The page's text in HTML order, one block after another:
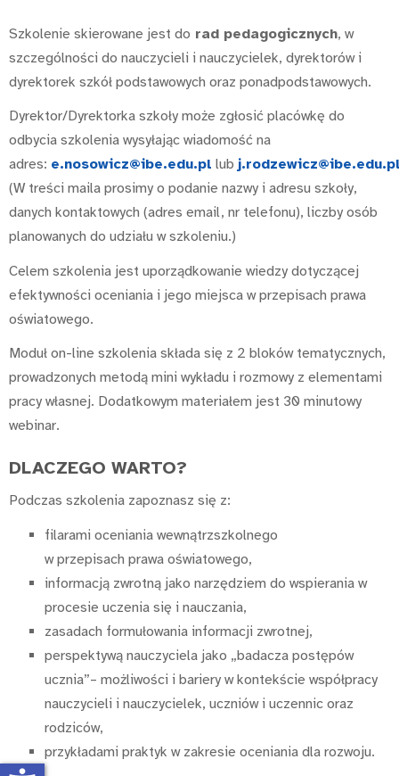
Szkolenie skierowane jest do rad pedagogicznych, w
szczególności do nauczycieli i nauczycielek, dyrektorów i
dyrektorek szkół podstawowych oraz ponadpodstawowych.
Dyrektor/Dyrektorka szkoły może zgłosić placówkę do
odbycia szkolenia wysyłając wiadomość na
adres: e.nosowicz@ibe.edu.pl lub
(W treści maila prosimy o podanie nazwy i adresu szkoły,
danych kontaktowych (adres email, nr telefonu), liczby osób
planowanych do udziału w szkoleniu.)
Celem szkolenia jest uporządkowanie wiedzy dotyczącej
efektywności oceniania i jego miejsca w przepisach prawa
oświatowego.
Moduł on-line szkolenia składa się z 2 bloków tematycznych,
prowadzonych metodą mini wykładu i rozmowy z elementami
pracy własnej. Dodatkowym materiałem jest 30 minutowy
webinar.
DLACZEGO WARTO?
Podczas szkolenia zapoznasz się z:
filarami oceniania wewnątrzszkolnego
w przepisach prawa oświatowego,
informacją zwrotną jako narzędziem do wspierania w
procesie uczenia się i nauczania,
zasadach formułowania informacji zwrotnej,
perspektywą nauczyciela jako „badacza postępów
ucznia”– możliwości i bariery w kontekście współpracy
nauczycieli i nauczycielek, uczniów i uczennic oraz
rodziców,
przykładami praktyk w zakresie oceniania dla rozwoju.